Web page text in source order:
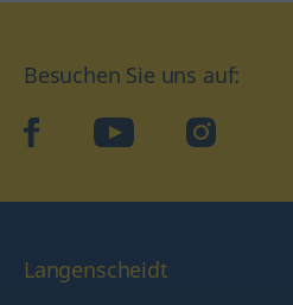
Besuchen Sie uns auf:
facebookYouTube Instagram
Langenscheidt